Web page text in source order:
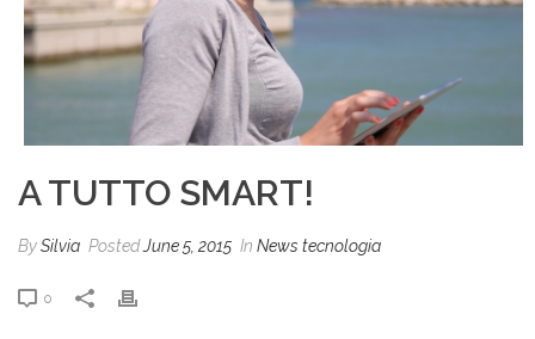
A TUTTO SMART!
BySilvia PostedJune 5, 2015 In News tecnologia
0